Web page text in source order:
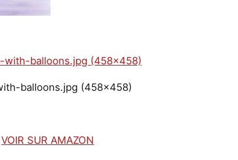
balloons.jpg (458×458)
VOIR SUR AMAZON